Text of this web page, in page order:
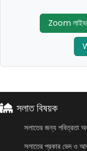
Zoom লাইভ
সলাত বিষয়ক
সলাতের জন্য পবিত্রতা
সলাতের প্রকার ভেদ ও